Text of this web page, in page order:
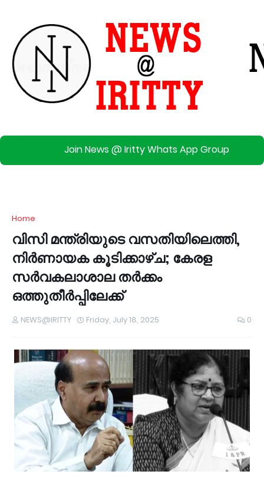
Join News @ Iritty Whats App Group
Home
വിസി മന്ത്രിയുടെ വസതിയിലെത്തി,
നിർണായക കൂടിക്കാഴ്ച; കേരള
സർവകലാശാല തർക്കം
ഒത്തുതീർപ്പിലേക്ക്
NEWS@IRITTY Friday, July 18, 2025 0